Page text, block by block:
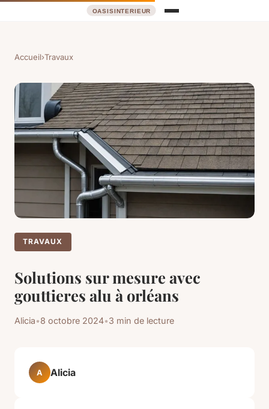
Accueil›Travaux
TRAVAUX
Solutions sur mesure avec
gouttieres alu à orléans
Alicia•8 octobre 2024•3 min de lecture
A Alicia